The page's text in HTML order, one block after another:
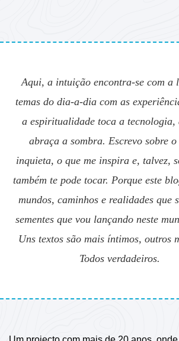
Aqui, a intuição encontra-se com a
temas do dia-a-dia com as
a espiritualidade toca a tecnologia,
abraça a sombra. Escrevo sobre o
inquieta, o que me inspira e, talvez,
também te pode tocar. Porque este
mundos, caminhos e realidades que
sementes que vou lançando neste
Uns textos são mais íntimos, outros
Todos verdadeiros.